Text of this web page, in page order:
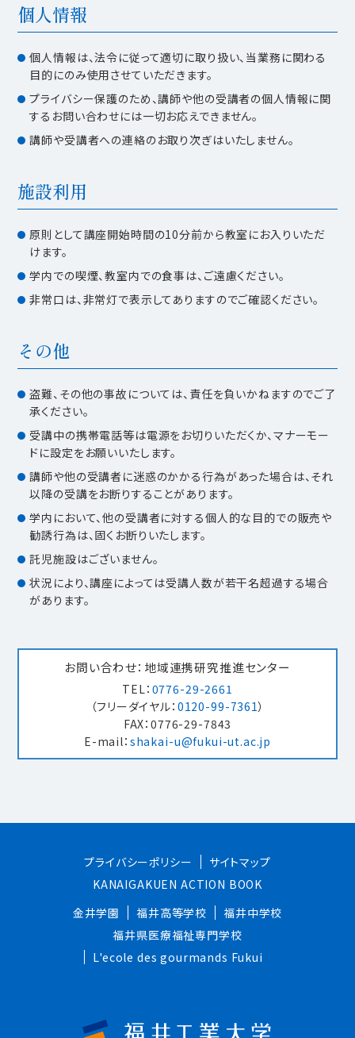
個人情報
個人情報は、法令に従って適切に取り扱い、当業務に関わる
目的にのみ使用させていただきます。
プライバシー保護のため、講師や他の受講者の個人情報に関
するお問い合わせには一切お応えできません。
講師や受講者への連絡のお取り次ぎはいたしません。
施設利用
原則として講座開始時間の10分前から教室にお入りいただ
けます。
学内での喫煙、教室内での食事は、ご遠慮ください。
非常口は、非常灯で表示してありますのでご確認ください。
その他
盗難、その他の事故については、責任を負いかねますのでご了
承ください。
受講中の携帯電話等は電源をお切りいただくか、マナーモー
ドに設定をお願いいたします。
講師や他の受講者に迷惑のかかる行為があった場合は、それ
以降の受講をお断りすることがあります。
学内において、他の受講者に対する個人的な目的での販売や
勧誘行為は、固くお断りいたします。
託児施設はございません。
状況により、講座によっては受講人数が若干名超過する場合
があります。
お問い合わせ：地域連携研究推進センター
TEL： 0776-29-2661
（フリーダイヤル： 0120-99-7361）
FAX：0776-29-7843
E-mail： shakai-u@fukui-ut.ac.jp
プライバシーポリシー
サイトマップ
KANAIGAKUEN ACTION BOOK
金井学園
福井高等学校
福井中学校
福井県医療福祉専門学校
L'ecole des gourmands Fukui